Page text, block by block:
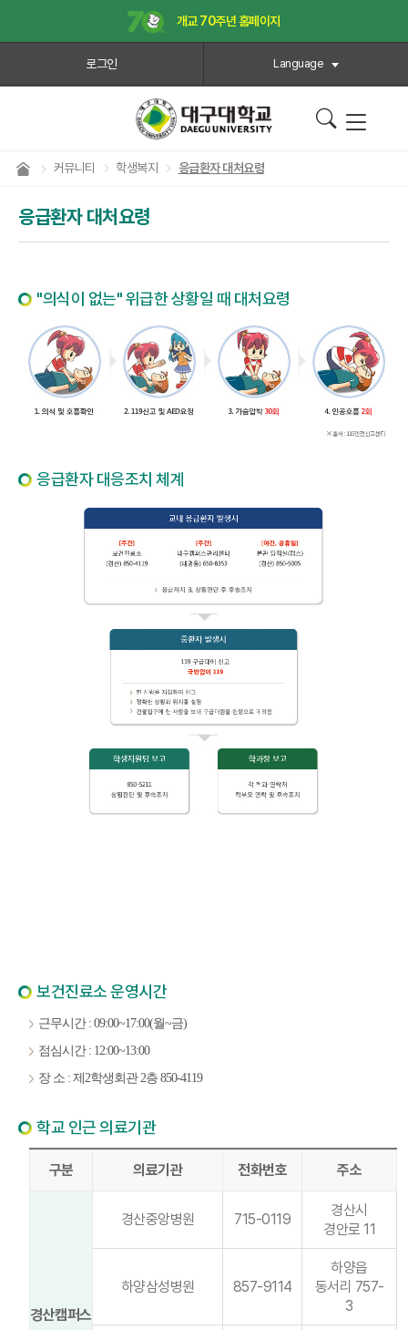
개교 70주년 홈페이지
로그인 Language
커뮤니티 학생복지 응급환자 대처요령
응급환자 대처요령
"의식이 없는" 위급한 상황일 때 대처요령
응급환자 대응조치 체계
보건진료소 운영시간
근무시간 : 09:00~17:00(월~금)
점심시간 : 12:00~13:00
장 소 : 제2학생회관 2층 850-4119
학교 인근 의료기관
구분 의료기관 전화번호 주소
경산캠퍼스
경산중앙병원 715-0119
경산시
경안로 11
하양삼성병원 857-9114
하양읍
동서리 757-
3